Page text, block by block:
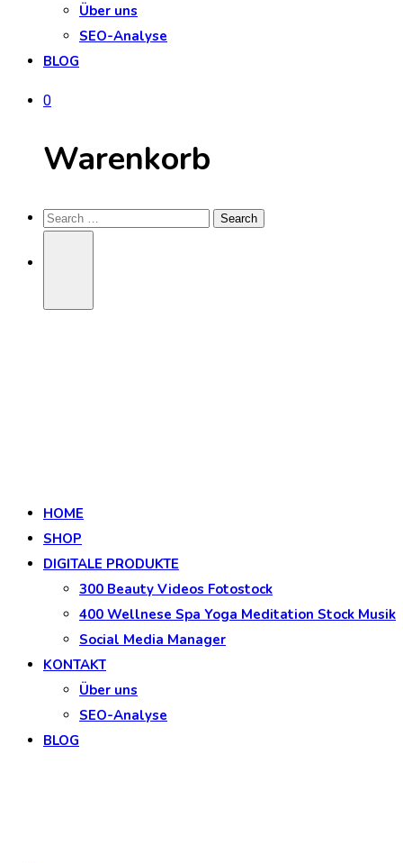
Über uns
SEO-Analyse
BLOG
0
Warenkorb
HOME
SHOP
DIGITALE PRODUKTE
300 Beauty Videos Fotostock
400 Wellnese Spa Yoga Meditation Stock Musik
Social Media Manager
KONTAKT
Über uns
SEO-Analyse
BLOG